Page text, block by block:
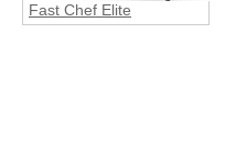
Fast Chef Elite